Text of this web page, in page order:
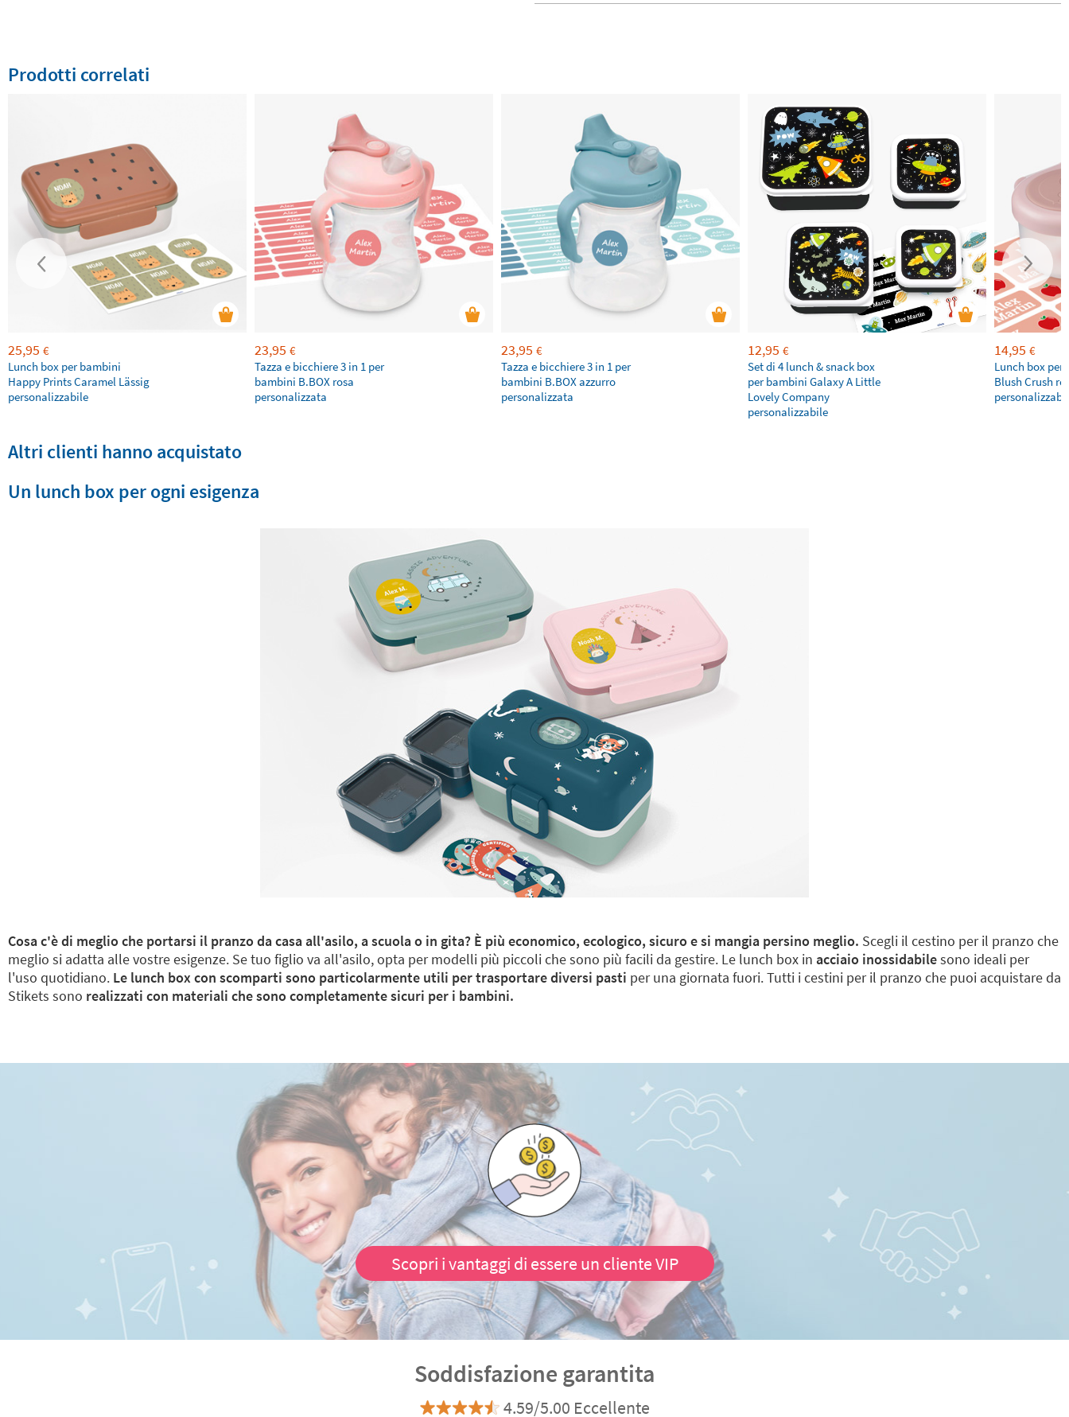
Prodotti correlati
25,95 €
Lunch box per bambini
Happy Prints Caramel Lässig
personalizzabile
23,95 €
Tazza e bicchiere 3 in 1 per
bambini B.BOX rosa
personalizzata
23,95 €
Tazza e bicchiere 3 in 1 per
bambini B.BOX azzurro
personalizzata
12,95 €
Set di 4 lunch & snack box
per bambini Galaxy A Little
Lovely Company
personalizzabile
14,95 €
Lunch box per
Blush Crush
Altri clienti hanno acquistato
Un lunch box per ogni esigenza
Cosa c'è di meglio che portarsi il pranzo da casa all'asilo, a scuola o in gita? È più economico, ecologico, sicuro e si mangia persino meglio. Scegli il cestino per il pranzo che
meglio si adatta alle vostre esigenze. Se tuo figlio va all'asilo, opta per modelli più piccoli che sono più facili da gestire. Le lunch box in acciaio inossidabilesono ideali per
l'uso quotidiano. Le lunch box con scomparti sono particolarmente utili per trasportare diversi pasti per una giornata fuori. Tutti i cestini per il pranzo che puoi acquistare da
Stikets sono realizzati con materiali che sono completamente sicuri per i bambini.
Scopri i vantaggi di essere un cliente VIP
Soddisfazione garantita
4.59/5.00 Eccellente